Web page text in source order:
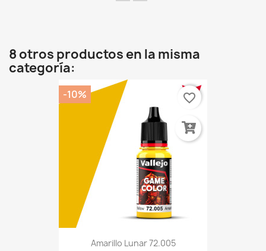
8 otros productos en la misma
categoría:
Amarillo Lunar 72.005
-10% favorite_border